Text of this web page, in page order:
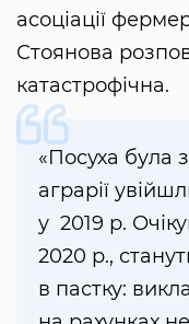
асоціації
Стоянова
катастрофічна.
«Посуха була
аграрії
у 2019 р.
2020 р.,
в пастку: